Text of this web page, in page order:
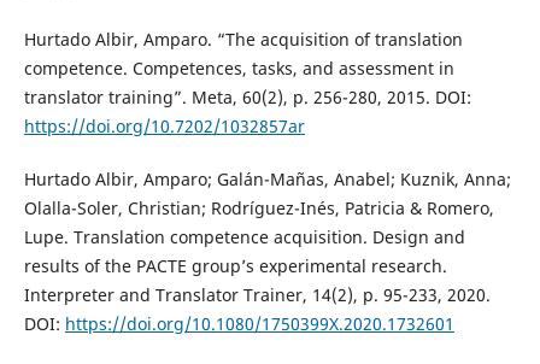
Hurtado Albir, Amparo. “The acquisition of translation
competence. Competences, tasks, and assessment in
translator training”. Meta, 60(2), p. 256-280, 2015. DOI:
https://doi.org/10.7202/1032857ar
Hurtado Albir, Amparo; Galán-Mañas, Anabel; Kuznik, Anna;
Olalla-Soler, Christian; Rodríguez-Inés, Patricia & Romero,
Lupe. Translation competence acquisition. Design and
results of the PACTE group’s experimental research.
Interpreter and Translator Trainer, 14(2), p. 95-233, 2020.
DOI: https://doi.org/10.1080/1750399X.2020.1732601